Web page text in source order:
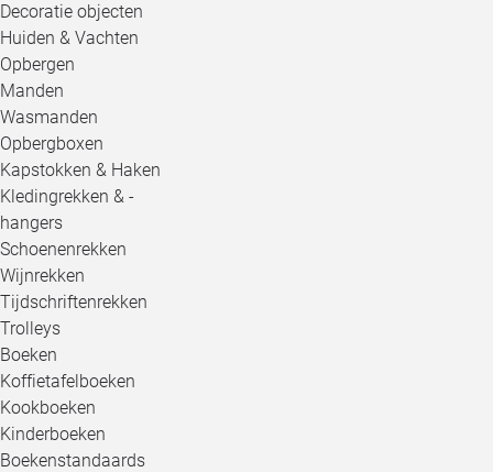
Decoratie objecten
Huiden & Vachten
Opbergen
Manden
Wasmanden
Opbergboxen
Kapstokken & Haken
Kledingrekken & -
hangers
Schoenenrekken
Wijnrekken
Tijdschriftenrekken
Trolleys
Boeken
Koffietafelboeken
Kookboeken
Kinderboeken
Boekenstandaards